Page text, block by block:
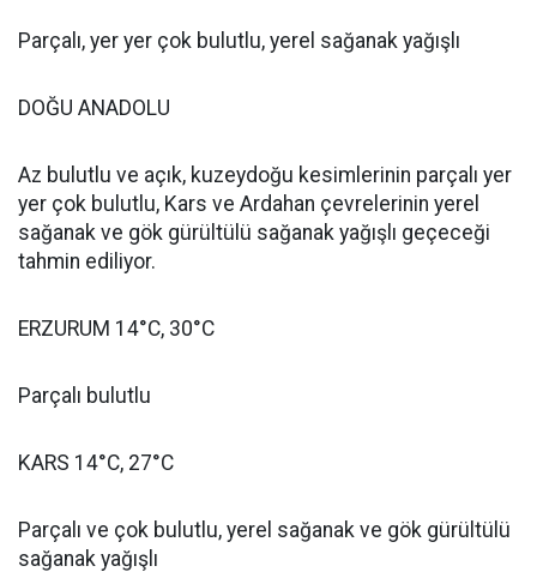
Parçalı, yer yer çok bulutlu, yerel sağanak yağışlı
DOĞU ANADOLU
Az bulutlu ve açık, kuzeydoğu kesimlerinin parçalı yer
yer çok bulutlu, Kars ve Ardahan çevrelerinin yerel
sağanak ve gök gürültülü sağanak yağışlı geçeceği
tahmin ediliyor.
ERZURUM 14°C, 30°C
Parçalı bulutlu
KARS 14°C, 27°C
Parçalı ve çok bulutlu, yerel sağanak ve gök gürültülü
sağanak yağışlı